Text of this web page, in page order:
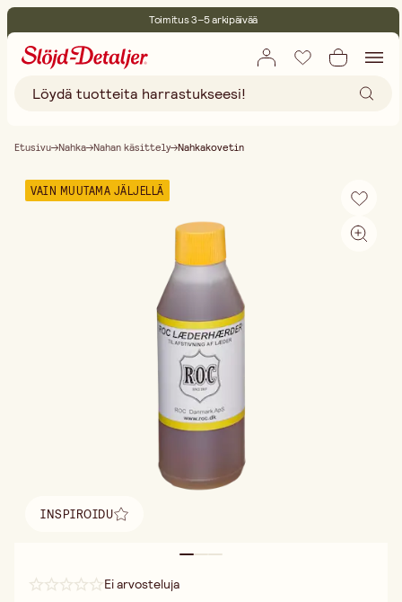
Toimitus 3–5 arkipäivää
Ilmainen toimitus yli 75 € ostoksille
Etusivu Nahka Nahan käsittely Nahkakovetin
VAIN MUUTAMA JÄLJELLÄ
INSPIROIDU
Löydä inspiraatio
Ei arvosteluja